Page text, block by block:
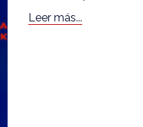
Leer más...